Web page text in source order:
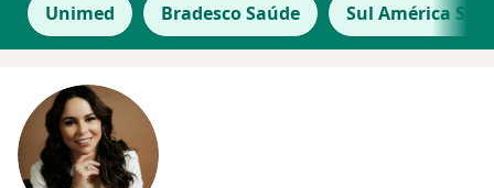
Unimed Bradesco Saúde Sul América